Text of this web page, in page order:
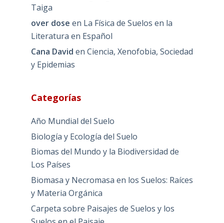
Taiga
over dose en La Física de Suelos en la
Literatura en Español
Cana David en Ciencia, Xenofobia, Sociedad
y Epidemias
Categorías
Año Mundial del Suelo
Biología y Ecología del Suelo
Biomas del Mundo y la Biodiversidad de
Los Países
Biomasa y Necromasa en los Suelos: Raíces
y Materia Orgánica
Carpeta sobre Paisajes de Suelos y los